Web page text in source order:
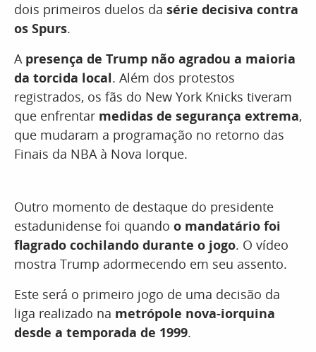
dois primeiros duelos da série decisiva contra
os Spurs.
A presença de Trump não agradou a maioria
da torcida local. Além dos protestos
registrados, os fãs do New York Knicks tiveram
que enfrentar medidas de segurança extrema,
que mudaram a programação no retorno das
Finais da NBA à Nova Iorque.
Outro momento de destaque do presidente
estadunidense foi quando o mandatário foi
flagrado cochilando durante o jogo. O vídeo
mostra Trump adormecendo em seu assento.
Este será o primeiro jogo de uma decisão da
liga realizado na metrópole nova-iorquina
desde a temporada de 1999.